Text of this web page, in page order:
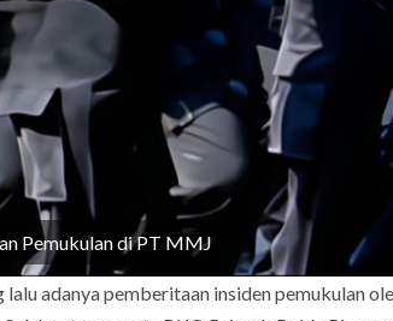
Pemukulan di PT MMJ
adanya pemberitaan insiden pemukulan